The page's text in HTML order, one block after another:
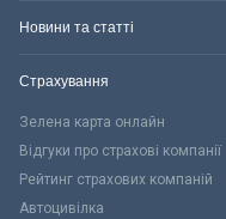
Новини та статті
Страхування
Зелена карта онлайн
Відгуки про страхові компанії
Рейтинг страхових компаній
Автоцивілка